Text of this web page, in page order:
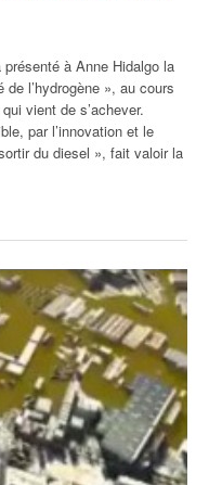
à Anne Hidalgo la
l’hydrogène », au cours
vient de s’achever.
par l’innovation et le
du diesel », fait valoir la